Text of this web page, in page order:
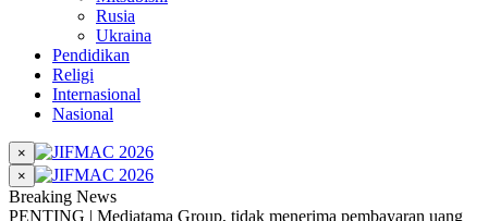
Rusia
Ukraina
Pendidikan
Religi
Internasional
Nasional
×
×
Breaking News
PENTING | Mediatama Group, tidak menerima pembayaran uang